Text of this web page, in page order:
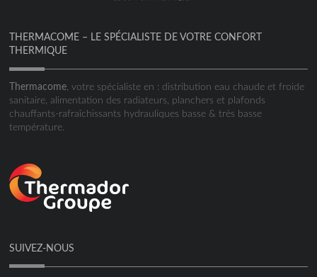
THERMACOME – LE SPÉCIALISTE DE VOTRE CONFORT
THERMIQUE
Thermacome, votre spécialiste en : distribution eau chaude et froide
sanitaire, alimentation des radiateurs, planchers et plafonds
chauffants-rafraîchissants hydrauliques basse & très basse
température.
SUIVEZ-NOUS